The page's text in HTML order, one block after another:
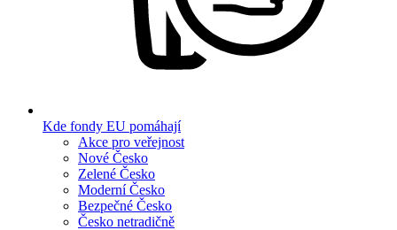
Kde fondy EU pomáhají
Akce pro veřejnost
Nové Česko
Zelené Česko
Moderní Česko
Bezpečné Česko
Česko netradičně